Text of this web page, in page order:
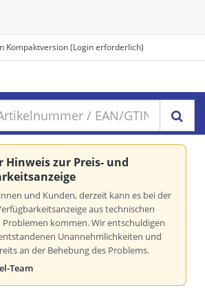
Kompaktversion (Login erforderlich)
Hinweis zur Preis- und
und Kunden, derzeit kann es bei der
aus technischen
Problemen kommen. Wir entschuldigen
Unannehmlichkeiten und
an der Behebung des Problems.
Team